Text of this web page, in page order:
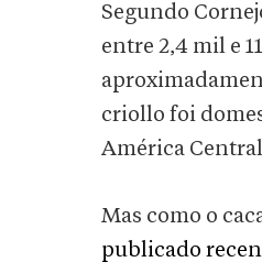
Segundo
entre 2,4 mil e
criollo foi
América
Mas como o
publicado